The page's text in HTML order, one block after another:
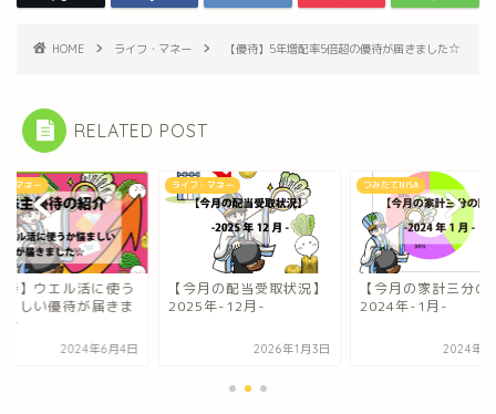
HOME ライフ・マネー 【優待】5年増配率5倍超の優待が届きました☆
RELATED POST
・マネー
月の配当受取状況】
年-12月-
2026年1月3日
つみたてNISA
【今月の家計三分の計】
2024年-1月-
2024年2月6日
ライフ・マネー
【優待】ウエル活に
か悩ましい優待が届
2024年6